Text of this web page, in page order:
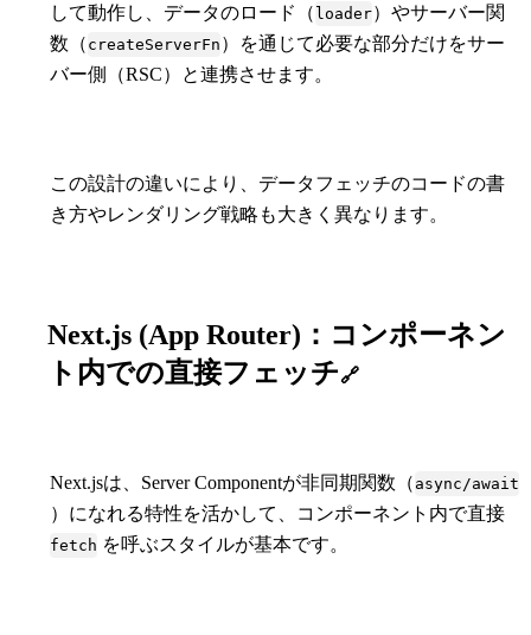
して動作し、データのロード（ loader）やサーバー関
数（ createServerFn ）を通じて必要な部分だけをサー
バー側（RSC）と連携させます。
この設計の違いにより、データフェッチのコードの書
き方やレンダリング戦略も大きく異なります。
Next.js (App Router)：コンポーネン
ト内での直接フェッチ🔗
Next.jsは、Server Componentが非同期関数（ async/await
）になれる特性を活かして、コンポーネント内で直接
fetch を呼ぶスタイルが基本です。